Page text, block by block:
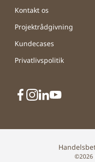
Kontakt os
Projektrådgivning
Kundecases
Privatlivspolitik
©2026